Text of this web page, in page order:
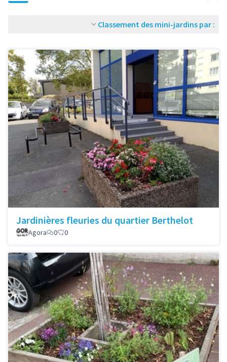
Classement des mini-jardins par :
Jardinières fleuries du quartier Berthelot
Agora 0 0